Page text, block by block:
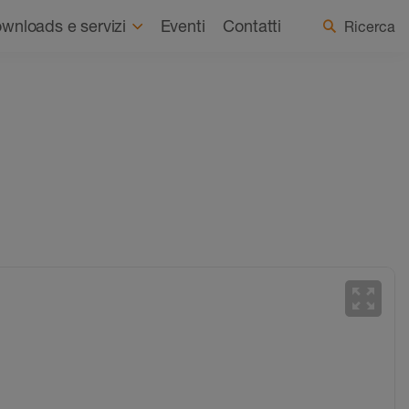
siamo Notizie Seleziona Paese / Lingua
e servizi Eventi Contatti Ricerca